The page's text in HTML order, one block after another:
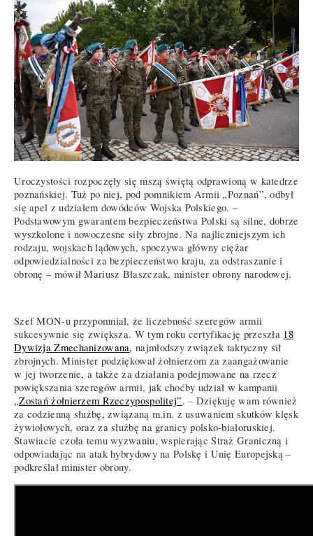
Uroczystości rozpoczęły się mszą świętą odprawioną w katedrze
poznańskiej. Tuż po niej, pod pomnikiem Armii „Poznań”, odbył
się apel z udziałem dowódców Wojska Polskiego. –
Podstawowym gwarantem bezpieczeństwa Polski są silne, dobrze
wyszkolone i nowoczesne siły zbrojne. Na najliczniejszym ich
rodzaju, wojskach lądowych, spoczywa główny ciężar
odpowiedzialności za bezpieczeństwo kraju, za odstraszanie i
obronę – mówił Mariusz Błaszczak, minister obrony narodowej.
Szef MON-u przypomniał, że liczebność szeregów armii
sukcesywnie się zwiększa. W tym roku certyfikację przeszła 18
Dywizja Zmechanizowana, najmłodszy związek taktyczny sił
zbrojnych. Minister podziękował żołnierzom za zaangażowanie
w jej tworzenie, a także za działania podejmowane na rzecz
powiększania szeregów armii, jak choćby udział w kampanii
„Zostań żołnierzem Rzeczypospolitej”. – Dziękuję wam również
za codzienną służbę, związaną m.in. z usuwaniem skutków klęsk
żywiołowych, oraz za służbę na granicy polsko-białoruskiej.
Stawiacie czoła temu wyzwaniu, wspierając Straż Graniczną i
odpowiadając na atak hybrydowy na Polskę i Unię Europejską –
podkreślał minister obrony.